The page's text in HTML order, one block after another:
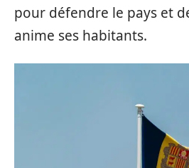
pour défendre le pays et
anime ses habitants.